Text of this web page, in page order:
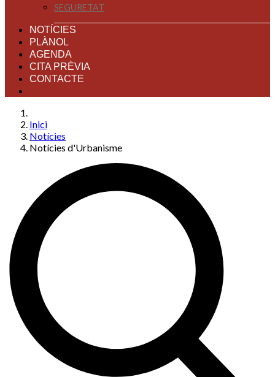
SEGURETAT
NOTÍCIES
PLÀNOL
AGENDA
CITA PRÈVIA
CONTACTE
Inici
Notícies
Notícies d'Urbanisme